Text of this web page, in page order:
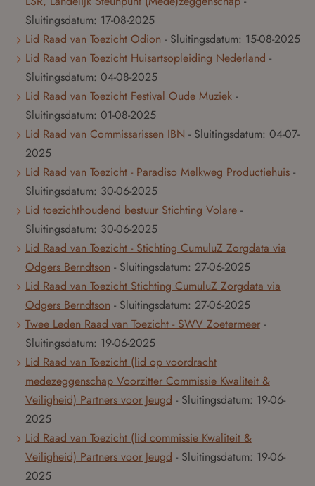
Sluitingsdatum: 17-08-2025
Lid Raad van Toezicht Odion - Sluitingsdatum: 15-08-2025
Lid Raad van Toezicht Huisartsopleiding Nederland -
Sluitingsdatum: 04-08-2025
Lid Raad van Toezicht Festival Oude Muziek -
Sluitingsdatum: 01-08-2025
Lid Raad van Commissarissen IBN - Sluitingsdatum: 04-07-
2025
Lid Raad van Toezicht - Paradiso Melkweg Productiehuis -
Sluitingsdatum: 30-06-2025
Lid toezichthoudend bestuur Stichting Volare -
Sluitingsdatum: 30-06-2025
Lid Raad van Toezicht - Stichting CumuluZ Zorgdata via
Odgers Berndtson - Sluitingsdatum: 27-06-2025
Lid Raad van Toezicht Stichting CumuluZ Zorgdata via
Odgers Berndtson - Sluitingsdatum: 27-06-2025
Twee Leden Raad van Toezicht - SWV Zoetermeer -
Sluitingsdatum: 19-06-2025
Lid Raad van Toezicht (lid op voordracht
medezeggenschap Voorzitter Commissie Kwaliteit &
Veiligheid) Partners voor Jeugd - Sluitingsdatum: 19-06-
2025
Lid Raad van Toezicht (lid commissie Kwaliteit &
Veiligheid) Partners voor Jeugd - Sluitingsdatum: 19-06-
2025